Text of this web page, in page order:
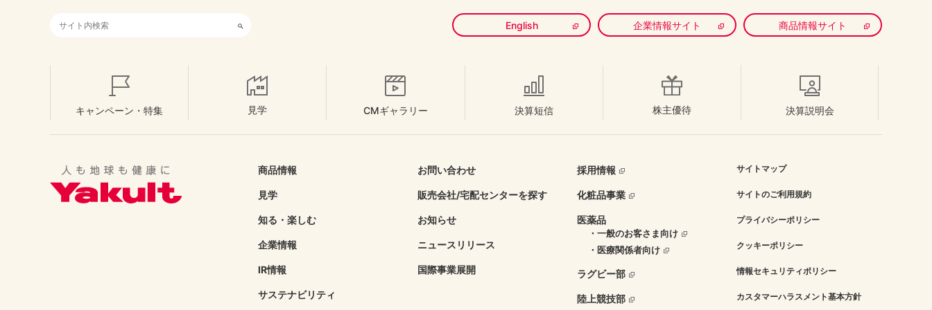
検索キーワード入力
English 企業情報サイト 商品情報サイト
キャンペーン・特集 見学 CMギャラリー 決算短信 株主優待 決算説明会
商品情報
見学
知る・楽しむ
企業情報
IR情報
サステナビリティ
お問い合わせ
販売会社/宅配センターを探す
お知らせ
ニュースリリース
国際事業展開
採用情報
化粧品事業
医薬品
・一般のお客さま向け
・医療関係者向け
ラグビー部
陸上競技部
サイトマップ
サイトのご利用規約
プライバシーポリシー
クッキーポリシー
情報セキュリティポリシー
カスタマーハラスメント基本方針